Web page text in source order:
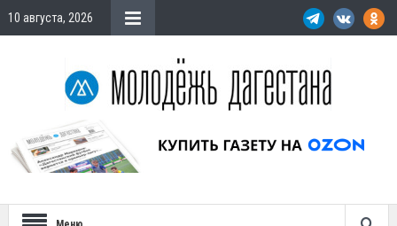
10 августа, 2026